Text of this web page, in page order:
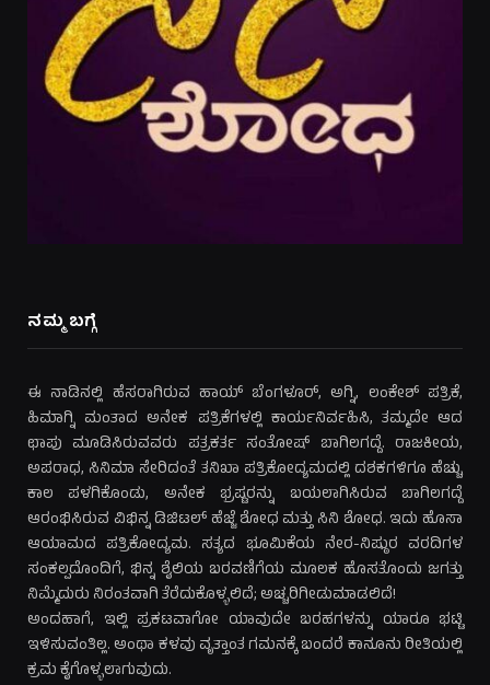
ನಮ್ಮ ಬಗ್ಗೆ
ಈ ನಾಡಿನಲ್ಲಿ ಹೆಸರಾಗಿರುವ ಹಾಯ್ ಬೆಂಗಳೂರ್, ಅಗ್ನಿ, ಲಂಕೇಶ್ ಪತ್ರಿಕೆ,
ಹಿಮಾಗ್ನಿ ಮಂತಾದ ಅನೇಕ ಪತ್ರಿಕೆಗಳಲ್ಲಿ ಕಾರ್ಯನಿರ್ವಹಿಸಿ, ತಮ್ಮದೇ ಆದ
ಛಾಪು ಮೂಡಿಸಿರುವವರು ಪತ್ರಕರ್ತ ಸಂತೋಷ್ ಬಾಗಿಲಗದ್ದೆ. ರಾಜಕೀಯ,
ಅಪರಾಧ, ಸಿನಿಮಾ ಸೇರಿದಂತೆ ತನಿಖಾ ಪತ್ರಿಕೋದ್ಯಮದಲ್ಲಿ ದಶಕಗಳಿಗೂ ಹೆಚ್ಚು
ಕಾಲ ಪಳಗಿಕೊಂಡು, ಅನೇಕ ಭ್ರಷ್ಟರನ್ನು ಬಯಲಾಗಿಸಿರುವ ಬಾಗಿಲಗದ್ದೆ
ಆರಂಭಿಸಿರುವ ವಿಭಿನ್ನ ಡಿಜಿಟಲ್ ಹೆಜ್ಜೆ ಶೋಧ ಮತ್ತು ಸಿನಿ ಶೋಧ. ಇದು ಹೊಸಾ
ಆಯಾಮದ ಪತ್ರಿಕೋದ್ಯಮ. ಸತ್ಯದ ಭೂಮಿಕೆಯ ನೇರ-ನಿಷ್ಠುರ ವರದಿಗಳ
ಸಂಕಲ್ಪದೊಂದಿಗೆ, ಭಿನ್ನ ಶೈಲಿಯ ಬರವಣಿಗೆಯ ಮೂಲಕ ಹೊಸತೊಂದು ಜಗತ್ತು
ನಿಮ್ಮೆದುರು ನಿರಂತವಾಗಿ ತೆರೆದುಕೊಳ್ಳಲಿದೆ; ಅಚ್ಚರಿಗೀಡುಮಾಡಲಿದೆ!
ಅಂದಹಾಗೆ, ಇಲ್ಲಿ ಪ್ರಕಟವಾಗೋ ಯಾವುದೇ ಬರಹಗಳನ್ನು ಯಾರೂ ಭಟ್ಟಿ
ಇಳಿಸುವಂತಿಲ್ಲ. ಅಂಥಾ ಕಳವು ವೃತ್ತಾಂತ ಗಮನಕ್ಕೆ ಬಂದರೆ ಕಾನೂನು ರೀತಿಯಲ್ಲಿ
ಕ್ರಮ ಕೈಗೊಳ್ಳಲಾಗುವುದು.